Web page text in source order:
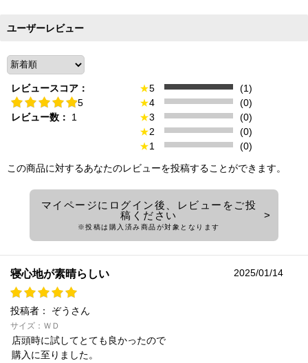
ユーザーレビュー
レビュースコア：
5
レビュー数：
1
★5
(1)
★4
(0)
★3
(0)
★2
(0)
★1
(0)
この商品に対するあなたのレビューを投稿することができます。
マイページにログイン後、レビューをご投
稿ください
※投稿は購入済み商品が対象となります
寝心地が素晴らしい 2025/01/14
投稿者： ぞうさん
サイズ：ＷＤ
店頭時に試してとても良かったので
購入に至りました。